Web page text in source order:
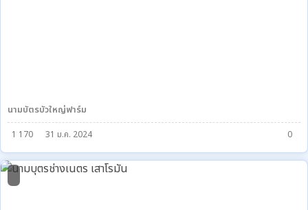
นามบัตรบัวใหญ่ฟาร์ม
1 170 31 ม.ค. 2024 0
0